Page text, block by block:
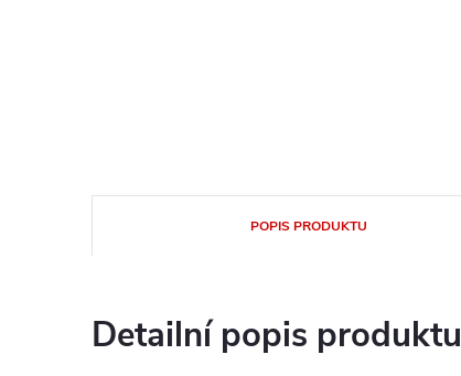
POPIS PRODUKTU
Detailní popis produktu